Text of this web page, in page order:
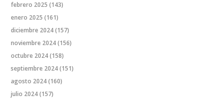
febrero 2025 (143)
enero 2025 (161)
diciembre 2024(157)
noviembre 2024(156)
octubre 2024(158)
septiembre 2024(151)
agosto 2024(160)
julio 2024(157)